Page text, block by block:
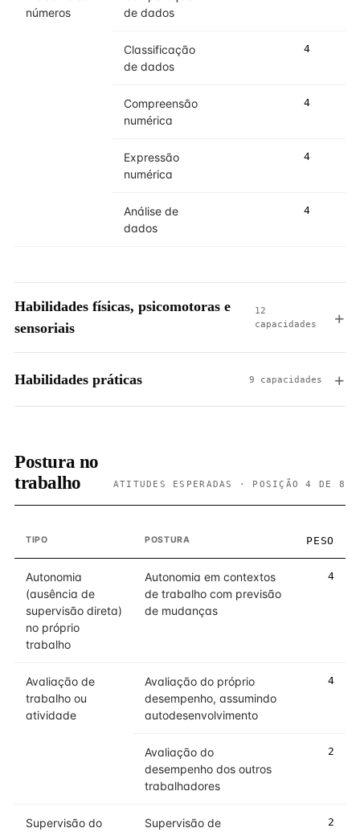
números
de dados
Classificação
de dados
4
Compreensão
numérica
4
Expressão
numérica
4
Análise de
dados
4
Habilidades físicas, psicomotoras e
sensoriais
12
capacidades
Habilidades práticas 9 capacidades
Postura no
trabalho
ATITUDES ESPERADAS · POSIÇÃO 4 DE 8
TIPO POSTURA PESO
Autonomia
(ausência de
supervisão direta)
no próprio
trabalho
Autonomia em contextos
de trabalho com previsão
de mudanças
4
Avaliação de
trabalho ou
atividade
Avaliação do próprio
desempenho, assumindo
autodesenvolvimento
4
Avaliação do
desempenho dos outros
trabalhadores
2
Supervisão do
Supervisão de
2